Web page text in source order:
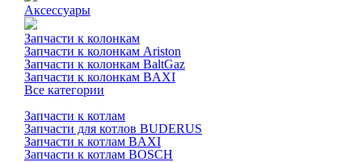
Аксессуары
Запчасти к колонкам
Запчасти к колонкам Ariston
Запчасти к колонкам BaltGaz
Запчасти к колонкам BAXI
Все категории
Запчасти к котлам
Запчасти для котлов BUDERUS
Запчасти к котлам BAXI
Запчасти к котлам BOSCH